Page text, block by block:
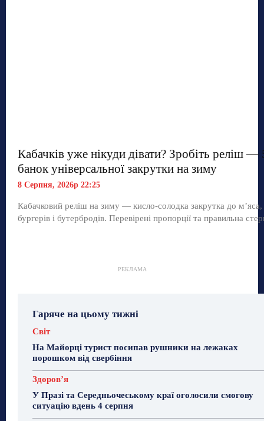
Кабачків уже нікуди дівати? Зробіть реліш —
банок універсальної закрутки на зиму
8 Серпня, 2026р 22:25
Кабачковий реліш на зиму — кисло-солодка закрутка до м’яса,
бургерів і бутербродів. Перевірені пропорції та правильна
РЕКЛАМА
Гаряче на цьому тижні
Світ
На Майорці турист посипав рушники на лежаках
порошком від свербіння
Здоровʼя
У Празі та Середньочеському краї оголосили смогову
ситуацію вдень 4 серпня